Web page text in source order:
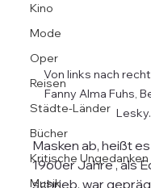
Kino
Mode
Oper
Reisen
Städte-Länder
Bücher
Kritische Ungedanken
Musik
Von links nach
Fanny Alma Fuhs,
Masken ab, heißt
1960er Jahre , als
schrieb, war